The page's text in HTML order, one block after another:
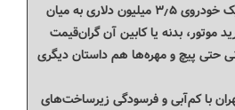
وقتی صحبت از یک خودروی ۳٫۵ میلیون دلاری به میان
موتور، بدنه یا کابین آن گران‌قیمت
حتی پیچ و مهره‌ها هم داستان دیگری
با کم‌آبی و فرسودگی زیرساخت‌های